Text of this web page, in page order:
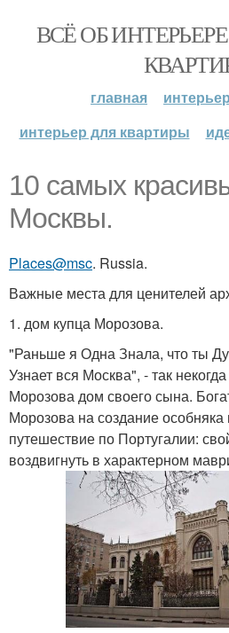
ВСЁ ОБ
главная
интерьер для квартиры
10 самых
Москвы.
Places@msc. Russia.
Важные места для ценителей
1. дом купца Морозова.
"Раньше я Одна Знала, что ты
Узнает вся Москва", - так
Морозова дом своего сына.
Морозова на создание
путешествие по Португалии:
воздвигнуть в характерном